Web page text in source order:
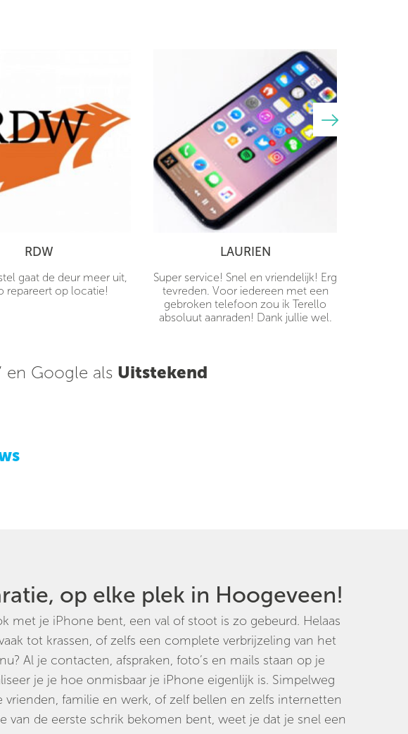
RDW
gaat de deur meer uit,
repareert op locatie!
LAURIEN
Super service! Snel en vriendelijk! Erg
tevreden. Voor iedereen met een
gebroken telefoon zou ik Terello
absoluut aanraden! Dank jullie wel.
en Google als Uitstekend
op elke plek in Hoogeveen!
met je iPhone bent, een val of stoot is zo gebeurd. Helaas
tot krassen, of zelfs een complete verbrijzeling van het
Al je contacten, afspraken, foto’s en mails staan op je
je je hoe onmisbaar je iPhone eigenlijk is. Simpelweg
vrienden, familie en werk, of zelf bellen en zelfs internetten
van de eerste schrik bekomen bent, weet je dat je snel een